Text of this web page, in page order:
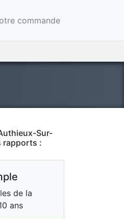
commande
Sur-
rapports :
de la
ans